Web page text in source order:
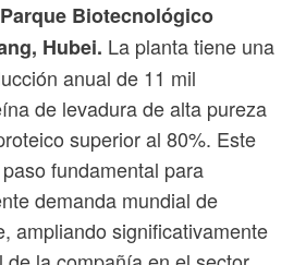
Biotecnológico
Hubei. La planta tiene una
anual de 11 mil
de levadura de alta pureza
superior al 80%. Este
fundamental para
demanda mundial de
ampliando significativamente